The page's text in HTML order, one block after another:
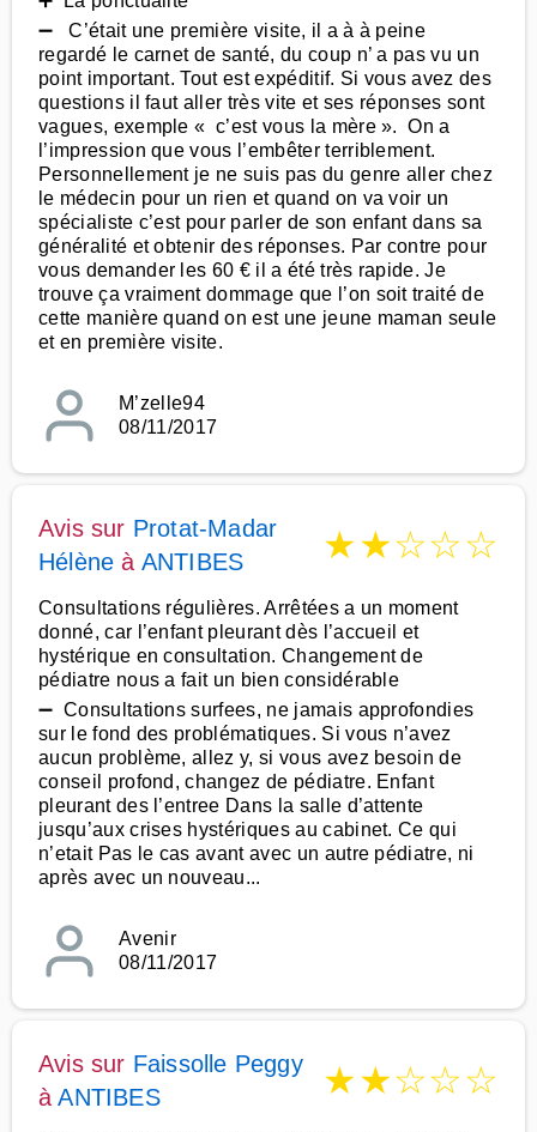
➖ C’était une première visite, il a à à peine
regardé le carnet de santé, du coup n’ a pas vu un
point important. Tout est expéditif. Si vous avez des
questions il faut aller très vite et ses réponses sont
vagues, exemple « c’est vous la mère ». On a
l’impression que vous l’embêter terriblement.
Personnellement je ne suis pas du genre aller chez
le médecin pour un rien et quand on va voir un
spécialiste c’est pour parler de son enfant dans sa
généralité et obtenir des réponses. Par contre pour
vous demander les 60 € il a été très rapide. Je
trouve ça vraiment dommage que l’on soit traité de
cette manière quand on est une jeune maman seule
et en première visite.
M’zelle94
08/11/2017
Avis sur Protat-Madar
Hélène à ANTIBES ★★☆☆☆
Consultations régulières. Arrêtées a un moment
donné, car l’enfant pleurant dès l’accueil et
hystérique en consultation. Changement de
pédiatre nous a fait un bien considérable
➖ Consultations surfees, ne jamais approfondies
sur le fond des problématiques. Si vous n’avez
aucun problème, allez y, si vous avez besoin de
conseil profond, changez de pédiatre. Enfant
pleurant des l’entree Dans la salle d’attente
jusqu’aux crises hystériques au cabinet. Ce qui
n’etait Pas le cas avant avec un autre pédiatre, ni
après avec un nouveau...
Avenir
08/11/2017
Avis sur Faissolle Peggy
àANTIBES ★★☆☆☆